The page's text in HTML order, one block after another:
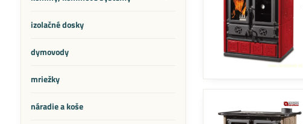
izolačné dosky
dymovody
mriežky
náradie a koše